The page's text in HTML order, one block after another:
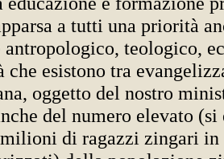
a tutti una priorità
teologico,
esistono tra
oggetto del nostro
del numero elevato (si
di ragazzi zingari in